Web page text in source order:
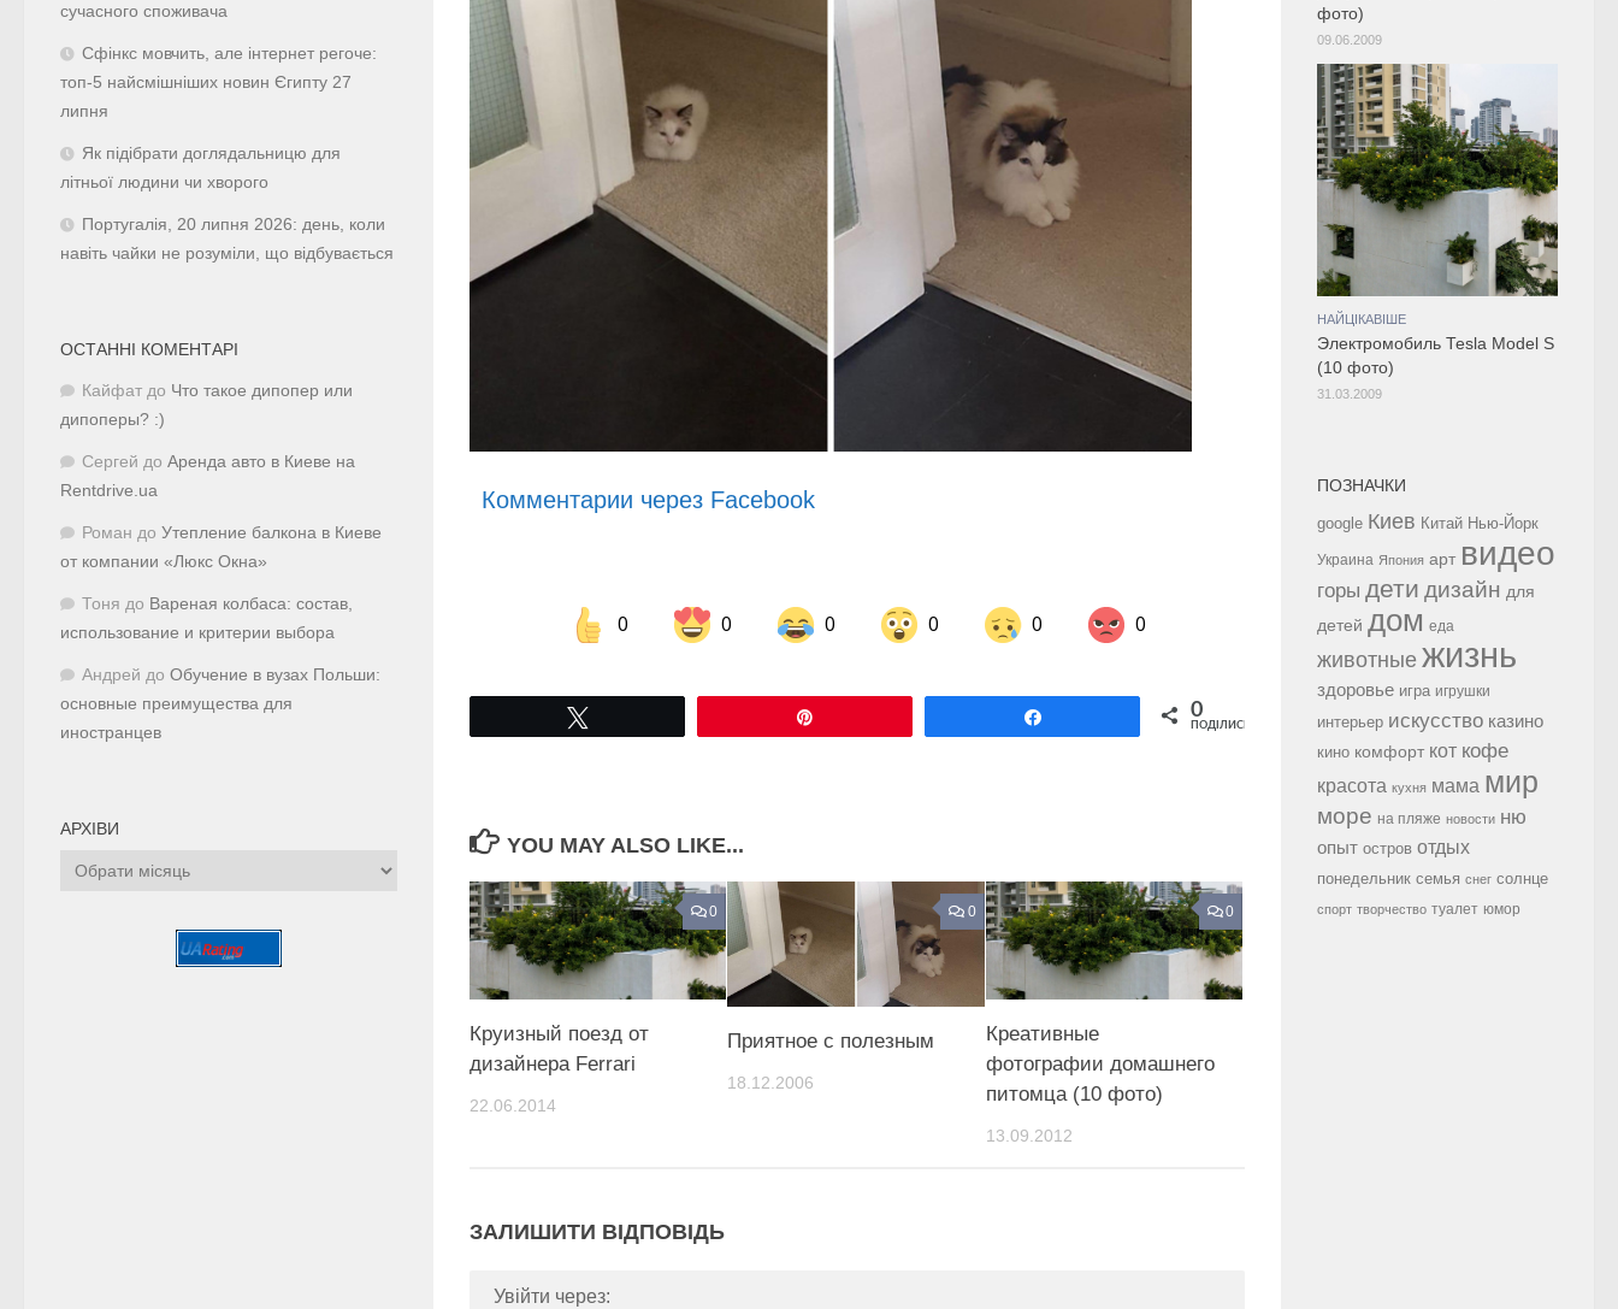
Комментарии через Facebook
0 0 0 0 0 0
Share on Facebook Share on LinkedIn Share on Twitter 0
ПОДІЛИСЬ
YOU MAY ALSO LIKE...
0
Круизный поезд от
дизайнера Ferrari
22.06.2014
0
Приятное с полезным
18.12.2006
0
Креативные
фотографии домашнего
питомца (10 фото)
13.09.2012
ЗАЛИШИТИ ВІДПОВІДЬ
Увійти через:
сучасного споживача
Сфінкс мовчить, але інтернет регоче:
топ-5 найсмішніших новин Єгипту 27
липня
Як підібрати доглядальницю для
літньої людини чи хворого
Португалія, 20 липня 2026: день, коли
навіть чайки не розуміли, що відбувається
ОСТАННІ КОМЕНТАРІ
Кайфат до Что такое дипопер или
дипоперы? :)
Сергей до Аренда авто в Киеве на
Rentdrive.ua
Роман до Утепление балкона в Киеве
от компании «Люкс Окна»
Тоня до Вареная колбаса: состав,
использование и критерии выбора
Андрей до Обучение в вузах Польши:
основные преимущества для
иностранцев
АРХІВИ
Архіви
фото)
09.06.2009
НАЙЦІКАВІШЕ
Электромобиль Tesla Model S
(10 фото)
31.03.2009
ПОЗНАЧКИ
google Киев Китай Нью-Йорк
Украина Япония арт видео
горы дети дизайн для
детей дом еда
животные жизнь
здоровье игра игрушки
интерьер искусство казино
кино комфорт кот кофе
красота кухня мама мир
море на пляже новости ню
опыт остров отдых
понедельник семья снег солнце
спорт творчество туалет юмор